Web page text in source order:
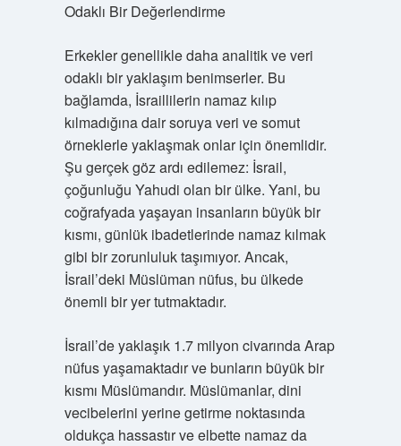
Odaklı Bir Değerlendirme
Erkekler genellikle daha analitik ve veri
odaklı bir yaklaşım benimserler. Bu
bağlamda, İsraillilerin namaz kılıp
kılmadığına dair soruya veri ve somut
örneklerle yaklaşmak onlar için önemlidir.
Şu gerçek göz ardı edilemez: İsrail,
çoğunluğu Yahudi olan bir ülke. Yani, bu
coğrafyada yaşayan insanların büyük bir
kısmı, günlük ibadetlerinde namaz kılmak
gibi bir zorunluluk taşımıyor. Ancak,
İsrail’deki Müslüman nüfus, bu ülkede
önemli bir yer tutmaktadır.
İsrail’de yaklaşık 1.7 milyon civarında Arap
nüfus yaşamaktadır ve bunların büyük bir
kısmı Müslümandır. Müslümanlar, dini
vecibelerini yerine getirme noktasında
oldukça hassastır ve elbette namaz da